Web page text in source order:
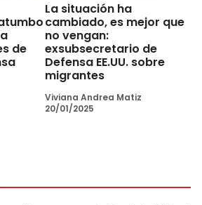
de
La situación ha
cambiado, es mejor que
no vengan:
exsubsecretario de
Defensa EE.UU. sobre
migrantes
Viviana Andrea Matiz
20/01/2025